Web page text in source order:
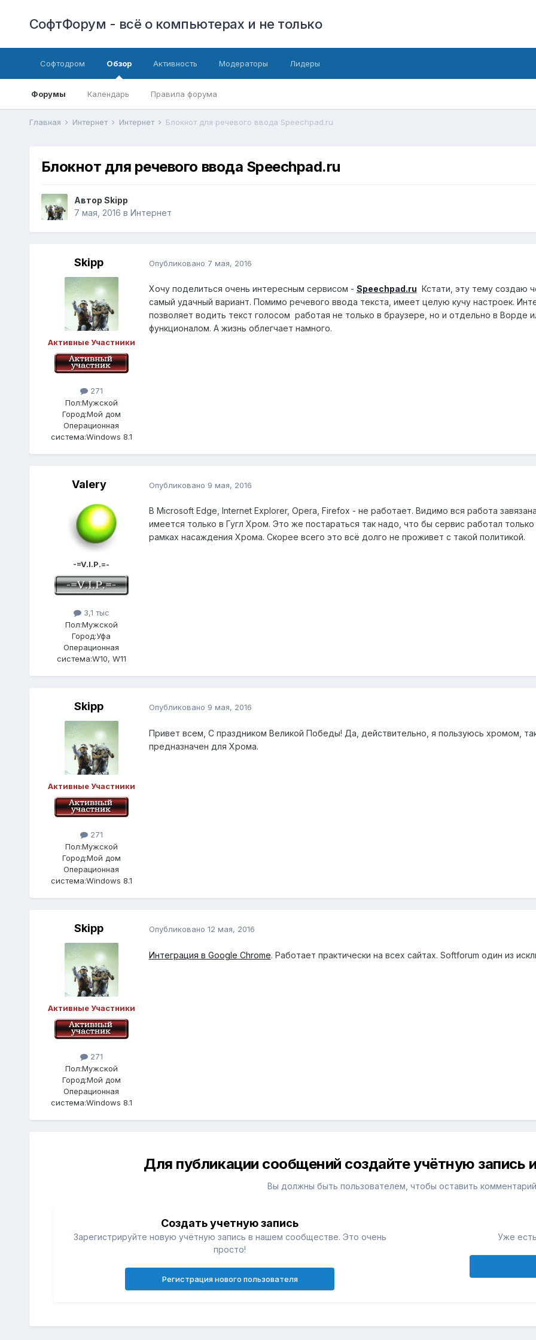
СофтФорум - всё о компьютерах и не только
Софтодром Обзор
Форумы Календарь Правила форума
Активность Модераторы Лидеры
Главная Интернет Интернет Блокнот для речевого ввода Speechpad.ru
Блокнот для речевого ввода Speechpad.ru
Автор Skipp
7 мая, 2016 в Интернет
Skipp
Активные Участники
271
Пол:Мужской
Город:Мой дом
Операционная
система:Windows 8.1
Опубликовано 7 мая, 2016
Хочу поделиться очень интересным сервисом - Speechpad.ru Кстати, эту тему создаю
самый удачный вариант. Помимо речевого ввода текста, имеет целую кучу настроек.
позволяет водить текст голосом работая не только в браузере, но и отдельно в Ворде
функционалом. А жизнь облегчает намного.
Valery
-=V.I.P.=-
3,1 тыс
Пол:Мужской
Город:Уфа
Операционная
система:W10, W11
Опубликовано 9 мая, 2016
В Microsoft Edge, Internet Explorer, Opera, Firefox - не работает. Видимо вся работа
имеется только в Гугл Хром. Это же постараться так надо, что бы сервис работал
рамках насаждения Хрома. Скорее всего это всё долго не проживет с такой политикой.
Skipp
Активные Участники
271
Пол:Мужской
Город:Мой дом
Операционная
система:Windows 8.1
Опубликовано 9 мая, 2016
Привет всем, С праздником Великой Победы! Да, действительно, я пользуюсь хромом,
предназначен для Хрома.
Skipp
Активные Участники
271
Пол:Мужской
Город:Мой дом
Операционная
система:Windows 8.1
Опубликовано 12 мая, 2016
Интеграция в Google Chrome. Работает практически на всех сайтах. Softforum один из
Для публикации сообщений создайте учётную запись
Вы должны быть пользователем, чтобы оставить комментарий
Создать учетную запись
Зарегистрируйте новую учётную запись в нашем сообществе. Это очень
просто!
Регистрация нового пользователя
Уже